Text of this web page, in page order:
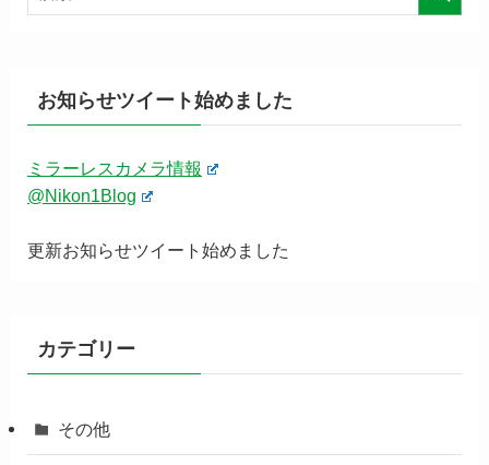
お知らせツイート始めました
ミラーレスカメラ情報
@Nikon1Blog
更新お知らせツイート始めました
カテゴリー
その他